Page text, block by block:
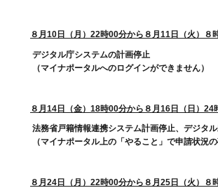
８月10日（月）22時00分から８月11日（火）８
デジタル庁システムの計画停止
（マイナポータルへのログインができません）
８月14日（金）18時00分から８月16日（日）24
法務省戸籍情報連携システム計画停止、デジタル
（マイナポータル上の「やること」で申請状況の
８月24日（月）22時00分から８月25日（火）８